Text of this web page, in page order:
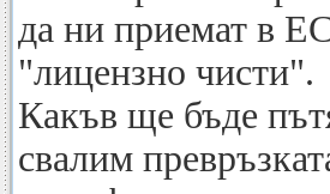
да ни приемат в
"лицензно чисти".
Какъв ще бъде
свалим